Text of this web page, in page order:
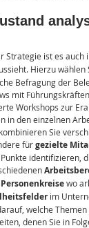
Strategie ist es
Hierzu
Befragung der
mit
Workshops zur
in den einzelnen
Sie
für gezielte
identifizieren,
Personenkreise wo
im
welche
denen Sie in